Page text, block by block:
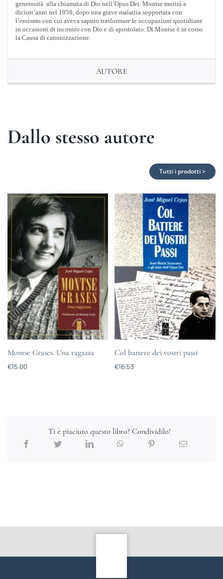
generosità alla chiamata di Dio nell’Opus Dei. Montse morirà a
diciott’anni nel 1959, dopo una grave malattia sopportata con
l’eroismo con cui aveva saputo trasformare le occupazioni quotidiane
in occasioni di incontro con Dio e di apostolato. Di Montse è in corso
la Causa di canonizzazione.
AUTORE
Dallo stesso autore
Tutti i prodotti >
Montse Grases. Una ragazza
€15.00
Col battere dei vostri passi
€16.53
Ti è piaciuto questo libro? Condividilo!